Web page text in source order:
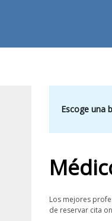
Escoge una
Los mejores
de reservar cita